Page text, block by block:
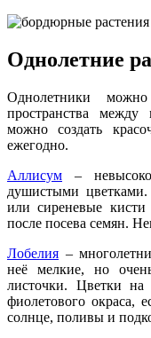
Однолетние
Однолетники
пространства
можно создать
ежегодно.
Аллисум –
душистыми
или сиреневые кисти
после посева семян.
Лобелия –
неё мелкие, но
листочки. Цветки на
фиолетового окраса,
солнце, поливы и